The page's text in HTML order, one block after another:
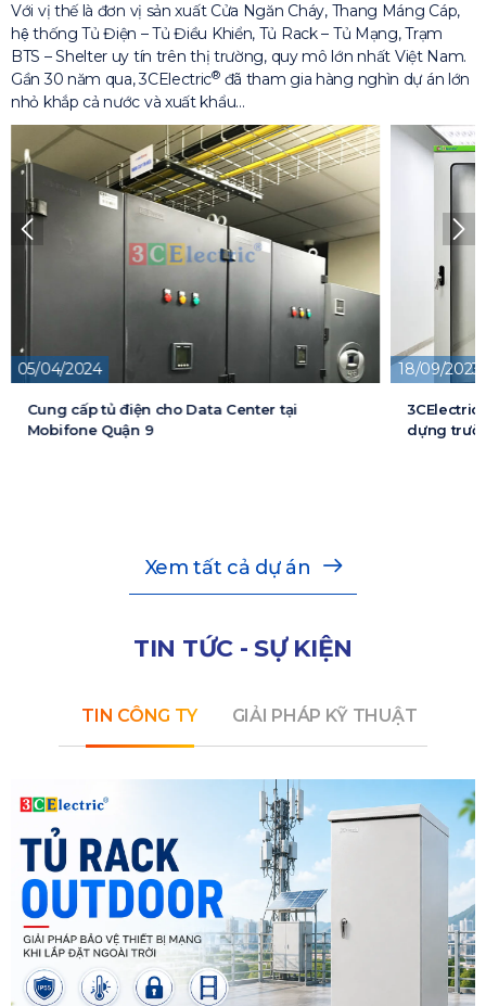
Với vị thế là đơn vị sản xuất Cửa Ngăn Cháy, Thang Máng Cáp,
hệ thống Tủ Điện – Tủ Điều Khiển, Tủ Rack – Tủ Mạng, Trạm
BTS – Shelter uy tín trên thị trường, quy mô lớn nhất Việt Nam.
Gần 30 năm qua, 3CElectric®đã tham gia hàng nghìn dự án lớn
nhỏ khắp cả nước và xuất khẩu…
05/04/2024
Cung cấp tủ điện cho Data Center tại
Mobifone Quận 9
18/09/2023
3CElectric
dựng
Xem tất cả dự án
TIN TỨC - SỰ KIỆN
TIN CÔNG TY GIẢI PHÁP KỸ THUẬT